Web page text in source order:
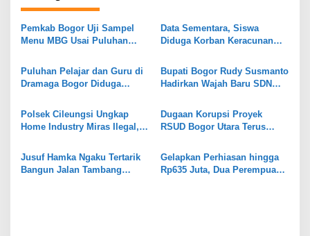
a
s
p
o
s
Pemkab Bogor Uji Sampel
Menu MBG Usai Puluhan
Diduga Keracunan
Data Sementara, Siswa
Diduga Korban Keracunan
25 Orang
Puluhan Pelajar dan Guru di
Dramaga Bogor Diduga
MBG
Bupati Bogor Rudy Susmanto
Hadirkan Wajah Baru SDN
Tahun Tak Tersentuh
Pembangunan
Polsek Cileungsi Ungkap
Home Industry Miras Ilegal,
Dugaan Korupsi Proyek
RSUD Bogor Utara Terus
Kejari
Jusuf Hamka Ngaku Tertarik
Bangun Jalan Tambang
Gelapkan Perhiasan hingga
Rp635 Juta, Dua Perempuan